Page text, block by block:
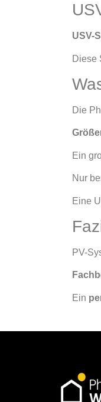
USV-
Diese
Die
Ein
Nur
Eine
PV-
Ein